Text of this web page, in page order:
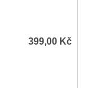
399,00 Kč